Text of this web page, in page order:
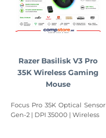
Razer Basilisk V3 Pro
35K Wireless Gaming
Mouse
Focus Pro 35K Optical Sensor
Gen-2 | DPI 35000 | Wireless